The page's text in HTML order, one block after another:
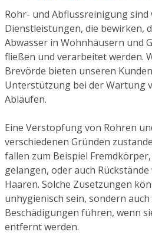
Rohr- und Abflussreinigung sind
Dienstleistungen, die bewirken,
Abwasser in Wohnhäusern und
fließen und verarbeitet werden.
Brevörde bieten unseren
Unterstützung bei der Wartung
Abläufen.
Eine Verstopfung von Rohren
verschiedenen Gründen
fallen zum Beispiel
gelangen, oder auch
Haaren. Solche Zusetzungen
unhygienisch sein, sondern
Beschädigungen führen, wenn
entfernt werden.